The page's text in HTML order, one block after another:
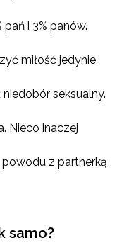
i 3% panów.
miłość jedynie
seksualny.
Nieco inaczej
powodu z partnerką
samo?